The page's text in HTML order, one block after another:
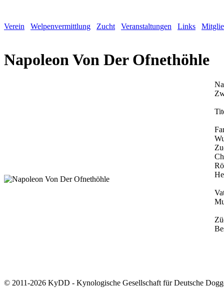
Verein Welpenvermittlung Zucht Veranstaltungen Links
Napoleon Von Der Ofnethöhle
© 2011-2026 KyDD - Kynologische Gesellschaft für Deutsche